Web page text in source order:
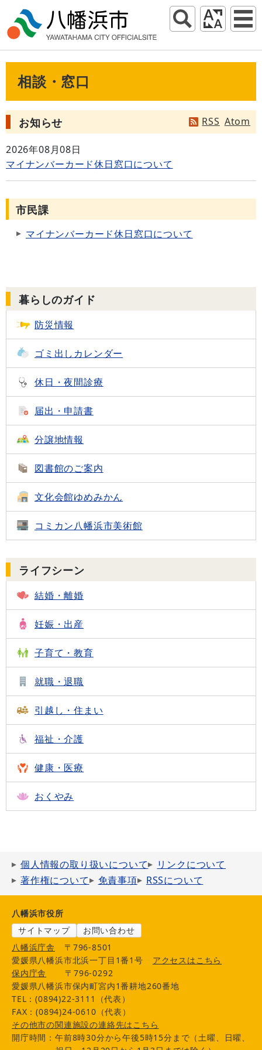
相談・窓口
お知らせ RSS Atom
2026年08月08日
マイナンバーカード休日窓口について
市民課
マイナンバーカード休日窓口について
暮らしのガイド
防災情報
ゴミ出し カレンダー
休日・夜間診療
届出・申請書
分譲地情報
図書館のご案内
文化会館ゆめみかん
コミカン八幡浜市美術館
ライフシーン
結婚・離婚
妊娠・出産
子育て・教育
就職・退職
引越し・住まい
福祉・介護
健康・医療
おくやみ
個人情報の取り扱いについて
リンクについて
著作権について
免責事項 RSSについて
八幡浜市役所
サイトマップ
お問い合わせ
八幡浜庁舎
〒796-8501
愛媛県八幡浜市北浜一丁目1番1号
アクセスはこちら
保内庁舎
〒796-0292
愛媛県八幡浜市保内町宮内1番耕地260番地
TEL：(0894)22-3111（代表）
FAX：(0894)24-0610（代表）
その他市の関連施設の連絡先はこちら
開庁時間：午前8時30分から午後5時15分まで（土曜、日曜、